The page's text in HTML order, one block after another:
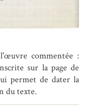
commentée :
sur la page de
permet de dater la
du texte.